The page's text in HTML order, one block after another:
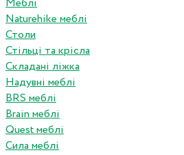
Меблі
Naturehike меблі
Столи
Стільці та крісла
Складані ліжка
Надувні меблі
BRS меблі
Brain меблі
Quest меблі
Сила меблі